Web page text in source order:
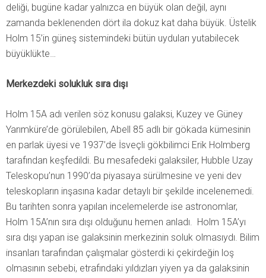
deliği, bugüne kadar yalnızca en büyük olan değil, aynı
zamanda beklenenden dört ila dokuz kat daha büyük. Üstelik
Holm 15’in güneş sistemindeki bütün uyduları yutabilecek
büyüklükte…
Merkezdeki solukluk sıra dışı
Holm 15A adı verilen söz konusu galaksi, Kuzey ve Güney
Yarımküre’de görülebilen, Abell 85 adlı bir gökada kümesinin
en parlak üyesi ve 1937’de İsveçli gökbilimci Erik Holmberg
tarafından keşfedildi. Bu mesafedeki galaksiler, Hubble Uzay
Teleskopu’nun 1990’da piyasaya sürülmesine ve yeni dev
teleskopların inşasına kadar detaylı bir şekilde incelenemedi.
Bu tarihten sonra yapılan incelemelerde ise astronomlar,
Holm 15A’nın sıra dışı olduğunu hemen anladı. Holm 15A’yı
sıra dışı yapan ise galaksinin merkezinin soluk olmasıydı. Bilim
insanları tarafından çalışmalar gösterdi ki çekirdeğin loş
olmasının sebebi, etrafındaki yıldızları yiyen ya da galaksinin